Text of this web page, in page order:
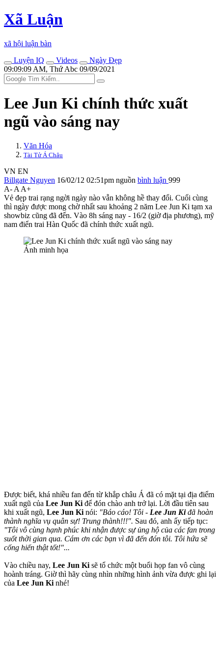
Xã Luận
xã hội luận bàn
Luyện IQ
Videos
Ngày Đẹp
09:09:09 AM, Thứ Abc 09/09/2021
Lee Jun Ki chính thức xuất
ngũ vào sáng nay
Văn Hóa
Tài Tử Á Châu
VN EN
Billgate Nguyen 16/02/12 02:51pm nguồn bình luận 999
A- A A+
Vẻ đẹp trai rạng ngời ngày nào vẫn không hề thay đổi. Cuối cùng
thì ngày được mong chờ nhất sau khoảng 2 năm Lee Jun Ki tạm xa
showbiz cũng đã đến. Vào 8h sáng nay - 16/2 (giờ địa phương), mỹ
nam điển trai Hàn Quốc đã chính thức xuất ngũ.
Ảnh minh họa
Được biết, khá nhiều fan đến từ khắp châu Á đã có mặt tại địa điểm
xuất ngũ của Lee Jun Ki để đón chào anh trở lại. Lời đầu tiên sau
khi xuất ngũ, Lee Jun Ki nói: "Báo cáo! Tôi - Lee Jun Kiđã hoàn
thành nghĩa vụ quân sự! Trung thành!!!". Sau đó, anh ấy tiếp tục:
"Tôi vô cùng hạnh phúc khi nhận được sự ủng hộ của các fan trong
suốt thời gian qua. Cám ơn các bạn vì đã đến đón tôi. Tôi hứa sẽ
cống hiến thật tốt!"...
Vào chiều nay, Lee Jun Ki sẽ tổ chức một buổi họp fan vô cùng
hoành tráng. Giờ thì hãy cùng nhìn những hình ảnh vừa được ghi lại
của Lee Jun Ki nhé!